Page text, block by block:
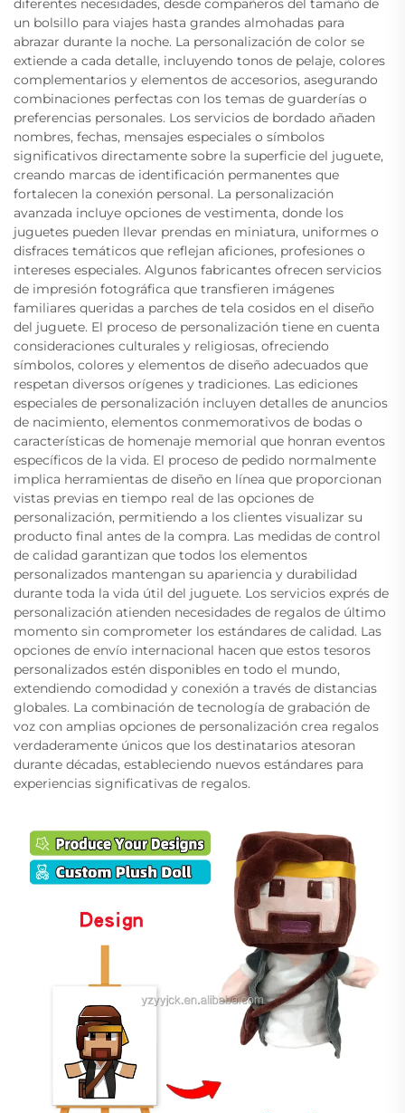
diferentes necesidades, desde compañeros del tamaño de
un bolsillo para viajes hasta grandes almohadas para
abrazar durante la noche. La personalización de color se
extiende a cada detalle, incluyendo tonos de pelaje, colores
complementarios y elementos de accesorios, asegurando
combinaciones perfectas con los temas de guarderías o
preferencias personales. Los servicios de bordado añaden
nombres, fechas, mensajes especiales o símbolos
significativos directamente sobre la superficie del juguete,
creando marcas de identificación permanentes que
fortalecen la conexión personal. La personalización
avanzada incluye opciones de vestimenta, donde los
juguetes pueden llevar prendas en miniatura, uniformes o
disfraces temáticos que reflejan aficiones, profesiones o
intereses especiales. Algunos fabricantes ofrecen servicios
de impresión fotográfica que transfieren imágenes
familiares queridas a parches de tela cosidos en el diseño
del juguete. El proceso de personalización tiene en cuenta
consideraciones culturales y religiosas, ofreciendo
símbolos, colores y elementos de diseño adecuados que
respetan diversos orígenes y tradiciones. Las ediciones
especiales de personalización incluyen detalles de anuncios
de nacimiento, elementos conmemorativos de bodas o
características de homenaje memorial que honran eventos
específicos de la vida. El proceso de pedido normalmente
implica herramientas de diseño en línea que proporcionan
vistas previas en tiempo real de las opciones de
personalización, permitiendo a los clientes visualizar su
producto final antes de la compra. Las medidas de control
de calidad garantizan que todos los elementos
personalizados mantengan su apariencia y durabilidad
durante toda la vida útil del juguete. Los servicios exprés de
personalización atienden necesidades de regalos de último
momento sin comprometer los estándares de calidad. Las
opciones de envío internacional hacen que estos tesoros
personalizados estén disponibles en todo el mundo,
extendiendo comodidad y conexión a través de distancias
globales. La combinación de tecnología de grabación de
voz con amplias opciones de personalización crea regalos
verdaderamente únicos que los destinatarios atesoran
durante décadas, estableciendo nuevos estándares para
experiencias significativas de regalos.